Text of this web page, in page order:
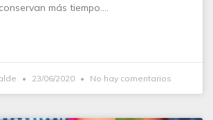
más tiempo.…
23/06/2020 No hay comentarios